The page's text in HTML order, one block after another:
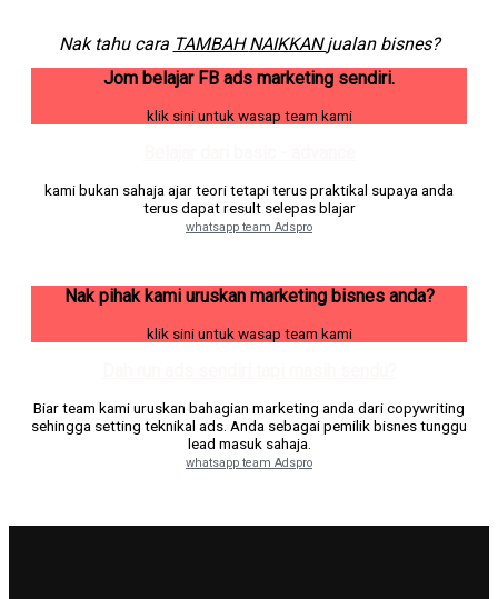
Nak tahu cara TAMBAHNAIKKANjualan bisnes?
Jom belajar FB ads marketing sendiri.
klik sini untuk wasap team kami
kami bukan sahaja ajar teori tetapi terus praktikal supaya anda
terus dapat result selepas blajar
whatsapp team Adspro
Nak pihak kami uruskan marketing bisnes anda?
klik sini untuk wasap team kami
Biar team kami uruskan bahagian marketing anda dari copywriting
sehingga setting teknikal ads. Anda sebagai pemilik bisnes tunggu
lead masuk sahaja.
whatsapp team Adspro